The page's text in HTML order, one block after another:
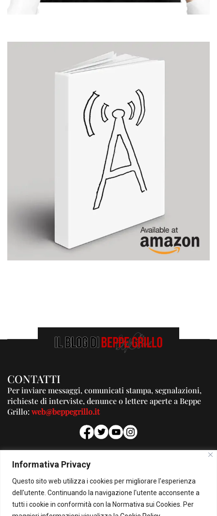
Informativa Privacy
Questo sito web utilizza i cookies per migliorare l'esperienza
dell'utente. Continuando la navigazione l'utente acconsente a
tutti i cookie in conformità con la Normativa sui Cookies. Per
CONTATTI
Per inviare messaggi, comunicati stampa, segnalazioni,
richieste di interviste, denunce o lettere aperte a Beppe
Grillo:web@beppegrillo.it
PUBBLICITA'
Per la tua pubblicità su questo Blog:
pubblicita@beppegrillo.it